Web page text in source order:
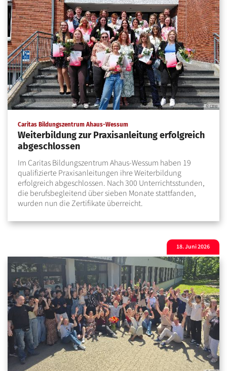
© CBW
Caritas Bildungszentrum Ahaus-Wessum:
Weiterbildung zur Praxisanleitung erfolgreich
abgeschlossen
Im Caritas Bildungszentrum Ahaus-Wessum haben 19
qualifizierte Praxisanleitungen ihre Weiterbildung
erfolgreich abgeschlossen. Nach 300 Unterrichtsstunden,
die berufsbegleitend über sieben Monate stattfanden,
wurden nun die Zertifikate überreicht.
18. Juni 2026